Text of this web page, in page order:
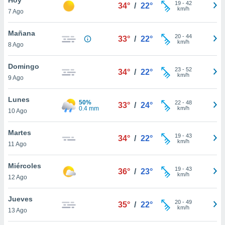
en
más
nuestra
de
cookies
aceptar
7 Ago
34° / 22° 19- 42
km/h
Mañana
8 Ago
33° / 22° 20- 44
km/h
Domingo
9 Ago
34° / 22° 23- 52
km/h
Lunes
10 Ago
50%
0.4 mm
33° / 24° 22- 48
km/h
Martes
11 Ago
34° / 22° 19- 43
km/h
Miércoles
12 Ago
36° / 23° 19- 43
km/h
Jueves
13 Ago
35° / 22° 20- 49
km/h